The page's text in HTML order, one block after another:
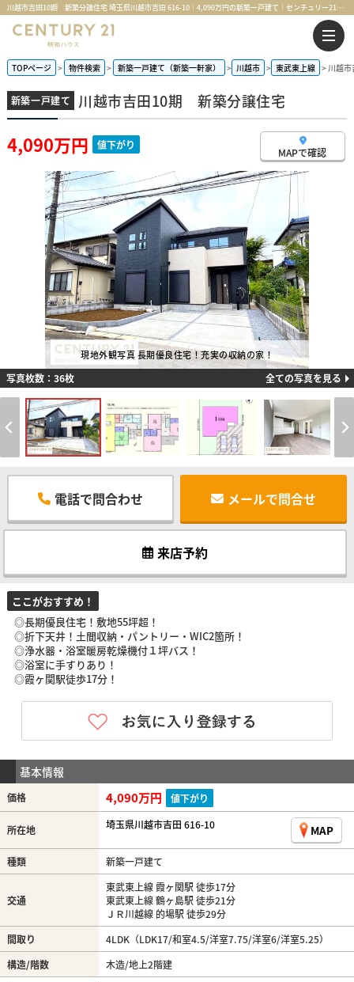
川越市吉田10期 新築分譲住宅 埼玉県川越市吉田 616-10｜4,090万円の新築一戸建て｜センチュリー21明和ハウス
TOPページ 物件検索 新築一戸建て（新築一軒家） 川越市 東武東上線 川越
新築一戸建て 川越市吉田10期 新築分譲住宅
4,090万円 値下がり
MAPで確認
現地外観写真 長期優良住宅！充実の収納の家！
写真枚数：36枚 全ての写真を見る
電話で問合わせ メールで問合せ
来店予約
ここがおすすめ！
◎長期優良住宅！敷地55坪超！
◎折下天井！土間収納・パントリー・WIC2箇所！
◎浄水器・浴室暖房乾燥機付１坪バス！
◎浴室に手すりあり！
◎霞ヶ関駅徒歩17分！
基本情報
価格 4,090万円 値下がり
所在地 埼玉県川越市吉田 616-10 MAP
種類 新築一戸建て
交通
東武東上線 霞ヶ関駅 徒歩17分
東武東上線 鶴ヶ島駅 徒歩21分
ＪＲ川越線 的場駅 徒歩29分
間取り
4LDK（LDK17/和室4.5/洋室7.75/洋室6/洋室5.25）
構造/階数
木造/地上2階建